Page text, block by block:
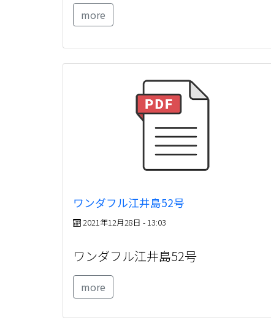
more
ワンダフル江井島52号
2021年12月28日 - 13:03
ワンダフル江井島52号
more